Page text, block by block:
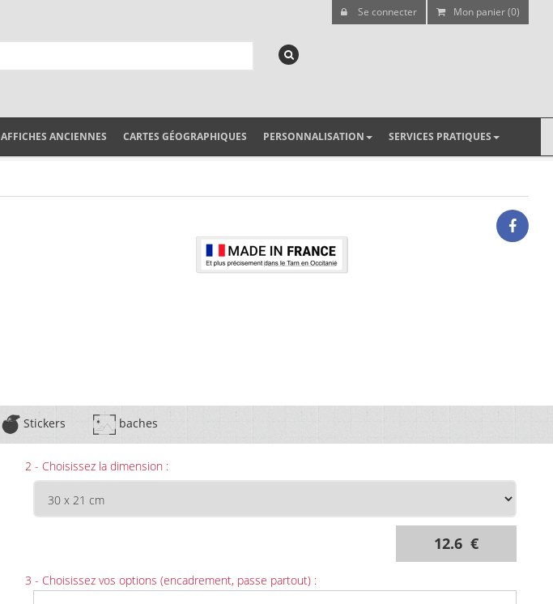
Se connecter Mon panier (0)
AFFICHES ANCIENNES CARTES GÉOGRAPHIQUES PERSONNALISATION SERVICES PRATIQUES
Stickers baches
2 - Choisissez la dimension :
12.6 €
3 - Choisissez vos options (encadrement, passe partout) :